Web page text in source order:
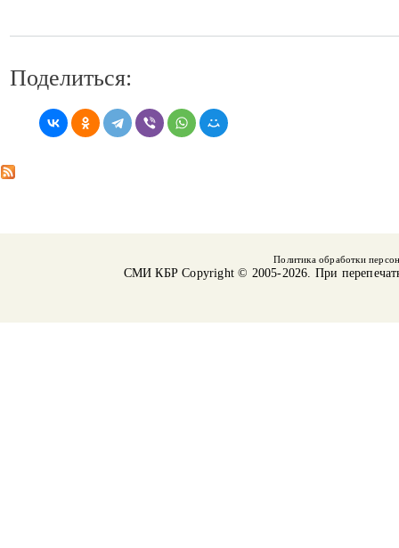
Поделиться:
Политика обработки
СМИ КБРCopyright © 2005-2026. При